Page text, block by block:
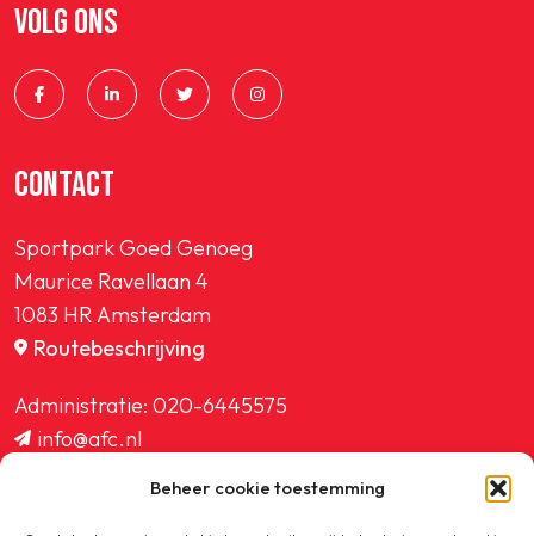
Beheer cookie toestemming
VOLG ONS
CONTACT
Sportpark Goed Genoeg
Maurice Ravellaan 4
1083 HR Amsterdam
Routebeschrijving
Administratie: 020-6445575
info@afc.nl